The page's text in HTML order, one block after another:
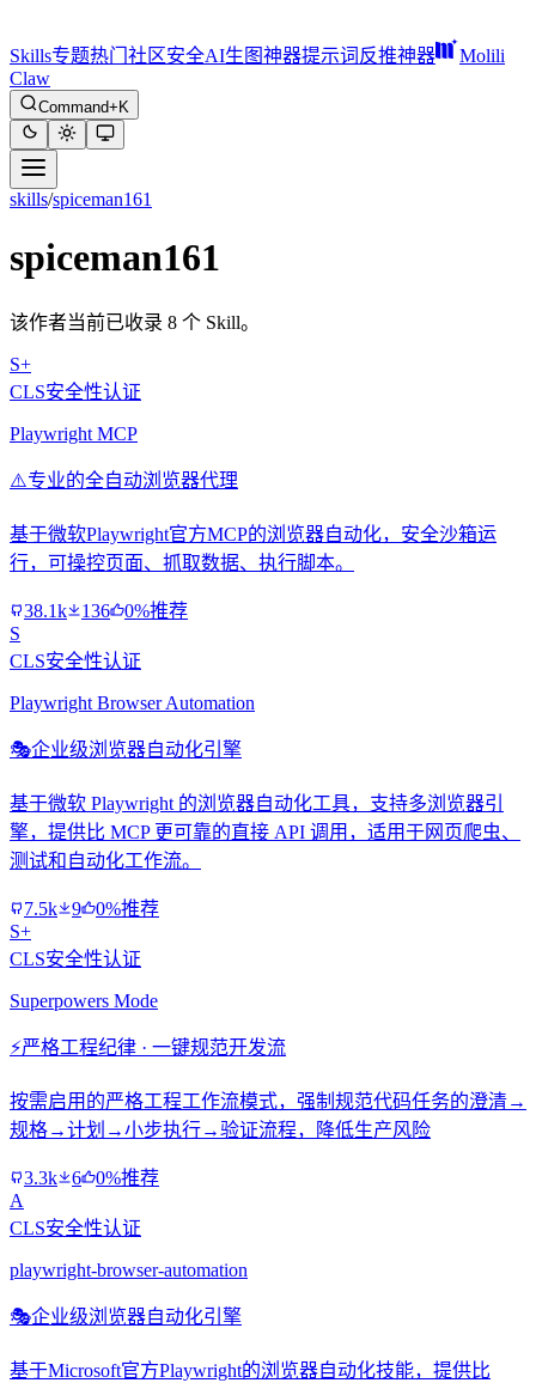
Skills专题热门 社区安全AI生图神器提示词反推神器
Molili
Claw
Command+K
skills/spiceman161
spiceman161
该作者当前已收录 8 个 Skill。
S+
CLS安全性认证
Playwright MCP
⚠️专业的全自动浏览器代理
基于微软Playwright官方MCP的浏览器自动化，安全沙箱运
行，可操控页面、抓取数据、执行脚本。
38.1k 136
0%推荐
S
CLS安全性认证
Playwright Browser Automation
🎭企业级浏览器自动化引擎
基于微软 Playwright 的浏览器自动化工具，支持多浏览器引
擎，提供比 MCP 更可靠的直接 API 调用，适用于网页爬虫、
测试和自动化工作流。
7.5k 9
0%推荐
S+
CLS安全性认证
Superpowers Mode
⚡严格工程纪律 · 一键规范开发流
按需启用的严格工程工作流模式，强制规范代码任务的澄清→
规格→计划→小步执行→验证流程，降低生产风险
3.3k 6
0%推荐
A
CLS安全性认证
playwright-browser-automation
🎭企业级浏览器自动化引擎
基于Microsoft官方Playwright的浏览器自动化技能，提供比